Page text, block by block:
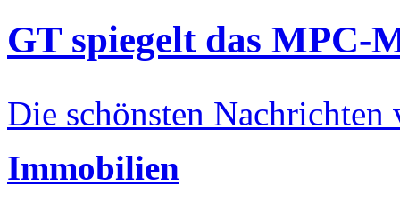
GT spiegelt das MPC-
Die schönsten Nachrichten
Immobilien